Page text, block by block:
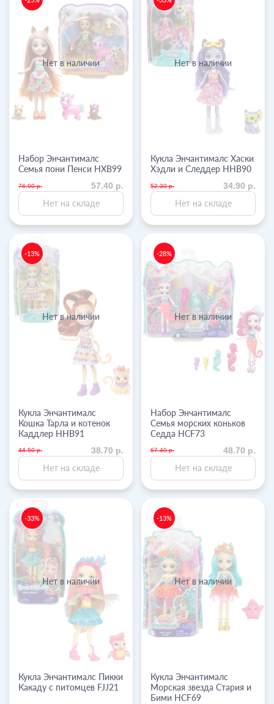
Нет в наличии
Набор Энчантималс
Семья пони Пенси HXB99
76.90 р. 57.40 р.
Нет на складе
Нет в наличии
Кукла Энчантималс Хаски
Хэдли и Следдер HHB90
52.30 р. 34.90 р.
Нет на складе
Нет в наличии
-13%
Кукла Энчантималс
Кошка Тарла и котенок
Каддлер HHB91
44.50 р. 38.70 р.
Нет на складе
Нет в наличии
-28%
Набор Энчантималс
Семья морских коньков
Седда HCF73
67.40 р. 48.70 р.
Нет на складе
Нет в наличии
-33%
Кукла Энчантималс Пикки
Какаду с питомцев FJJ21
Нет в наличии
-13%
Кукла Энчантималс
Морская звезда Стария и
Бими HCF69